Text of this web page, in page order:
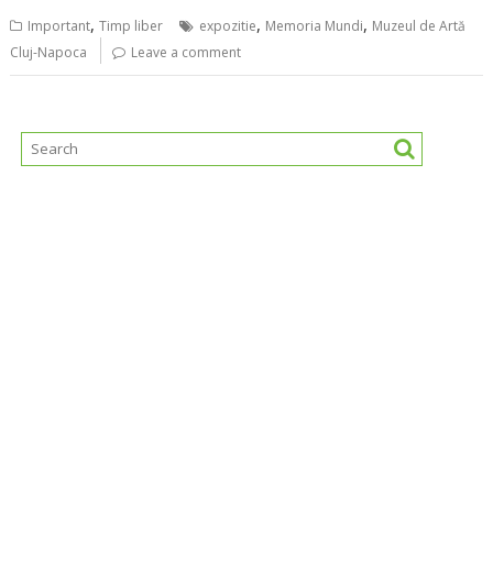
Important,Timp liber expozitie, Memoria Mundi, Muzeul de Artă
Cluj-Napoca
Leave a comment